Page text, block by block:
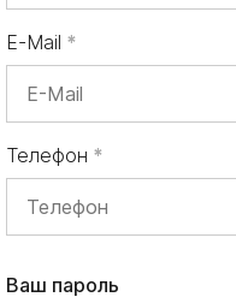
E-Mail
Телефон
Ваш пароль